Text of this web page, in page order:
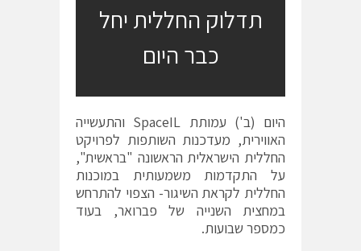
תדלוק החללית יחל
כבר היום
היום (ב') עמותת SpaceIL והתעשייה
האווירית, מעדכנות השותפות לפרויקט
החללית הישראלית הראשונה "בראשית",
על התקדמות משמעותית במוכנות
החללית לקראת השיגור- הצפוי להתרחש
במחצית השנייה של פברואר, בעוד
כמספר שבועות.